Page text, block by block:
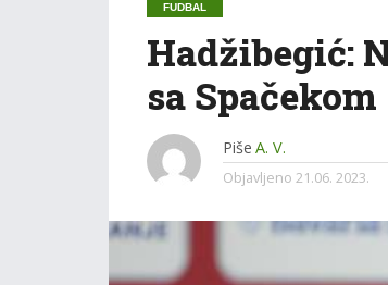
FUDBAL
Hadžibegić:
sa Spačekom
Piše A. V.
Objavljeno 21.06. 2023.